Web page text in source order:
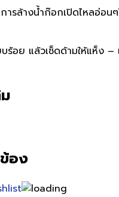
รล้างน้ำก๊อกเปิดไหลอ่อน
ร้อย แล้วเช็ดด้ามให้แห็ง –
อง